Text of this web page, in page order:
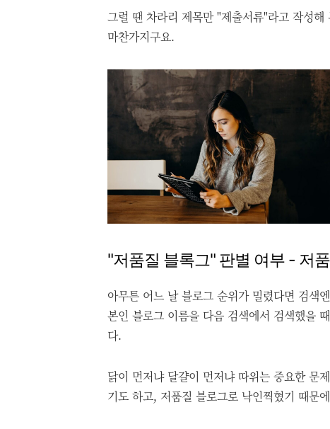
그럴 땐 차라리 제목만 "제출서류"라고 작성
마찬가지구요.
"저품질 블록그" 판별 여부 - 저
아무튼 어느 날 블로그 순위가 밀렸다면 검색
본인 블로그 이름을 다음 검색에서 검색했을
다.
닭이 먼저냐 달걀이 먼저냐 따위는 중요한 문
기도 하고, 저품질 블로그로 낙인찍혔기 때문